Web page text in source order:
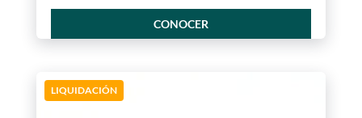
CONOCER
LIQUIDACIÓN